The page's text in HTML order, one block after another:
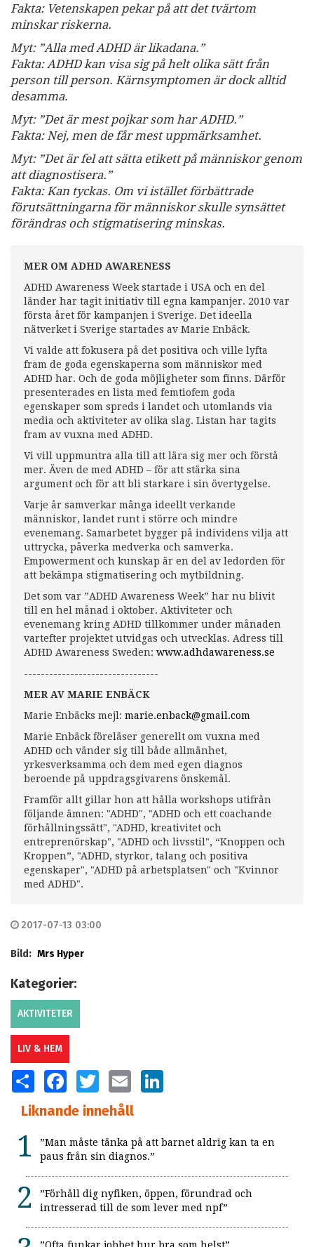
Fakta: Vetenskapen pekar på att det tvärtom
minskar riskerna.
Myt: ”Alla med ADHD är likadana.”
Fakta: ADHD kan visa sig på helt olika sätt från
person till person. Kärnsymptomen är dock alltid
desamma.
Myt: ”Det är mest pojkar som har ADHD.”
Fakta: Nej, men de får mest uppmärksamhet.
Myt: ”Det är fel att sätta etikett på människor genom
att diagnostisera.”
Fakta: Kan tyckas. Om vi istället förbättrade
förutsättningarna för människor skulle synsättet
förändras och stigmatisering minskas.
MER OM ADHD AWARENESS
ADHD Awareness Week startade i USA och en del
länder har tagit initiativ till egna kampanjer. 2010 var
första året för kampanjen i Sverige. Det ideella
nätverket i Sverige startades av Marie Enbäck.
Vi valde att fokusera på det positiva och ville lyfta
fram de goda egenskaperna som människor med
ADHD har. Och de goda möjligheter som finns. Därför
presenterades en lista med femtiofem goda
egenskaper som spreds i landet och utomlands via
media och aktiviteter av olika slag. Listan har tagits
fram av vuxna med ADHD.
Vi vill uppmuntra alla till att lära sig mer och förstå
mer. Även de med ADHD – för att stärka sina
argument och för att bli starkare i sin övertygelse.
Varje år samverkar många ideellt verkande
människor, landet runt i större och mindre
evenemang. Samarbetet bygger på individens vilja att
uttrycka, påverka medverka och samverka.
Empowerment och kunskap är en del av ledorden för
att bekämpa stigmatisering och mytbildning.
Det som var ”ADHD Awareness Week” har nu blivit
till en hel månad i oktober. Aktiviteter och
evenemang kring ADHD tillkommer under månaden
vartefter projektet utvidgas och utvecklas. Adress till
ADHD Awareness Sweden: www.adhdawareness.se
--------------------------------
MER AV MARIE ENBÄCK
Marie Enbäcks mejl: marie.enback@gmail.com
Marie Enbäck föreläser generellt om vuxna med
ADHD och vänder sig till både allmänhet,
yrkesverksamma och dem med egen diagnos
beroende på uppdragsgivarens önskemål.
Framför allt gillar hon att hålla workshops utifrån
följande ämnen: "ADHD", "ADHD och ett coachande
förhållningssätt", "ADHD, kreativitet och
entreprenörskap", "ADHD och livsstil", “Knoppen och
Kroppen”, "ADHD, styrkor, talang och positiva
egenskaper", "ADHD på arbetsplatsen" och "Kvinnor
med ADHD".
2017-07-13 03:00
Bild: Mrs Hyper
Kategorier:
AKTIVITETER
LIV & HEM
SHARE FACEBOOKTWITTER EMAIL
Liknande innehåll
”Man måste tänka på att barnet aldrig kan ta en
paus från sin diagnos.”
”Förhåll dig nyfiken, öppen, förundrad och
intresserad till de som lever med npf”
”Ofta funkar jobbet hur bra som helst”